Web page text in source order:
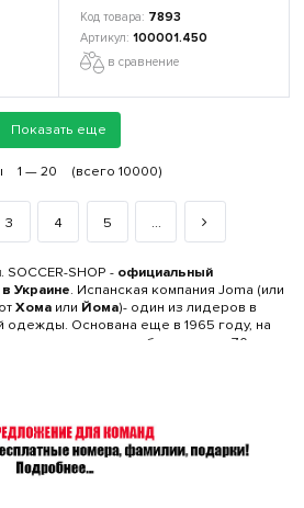
7893
100001.450
в сравнение
Показать еще
1 —20 (всего 10000)
3 4 5 ...
. SOCCER-SHOP - официальный
Украине. Испанская компания Joma (или
Хома или Йома)- один из лидеров в
одежды. Основана еще в 1965 году, на
есть более чем в 70
исследовательский центр, что
Здесь вас порадует не только огромный
бренда, но и качество